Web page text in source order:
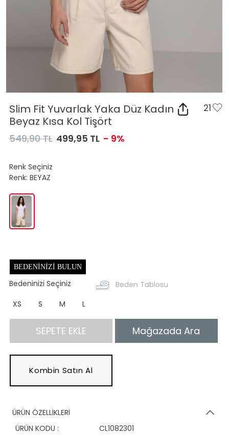
Slim Fit Yuvarlak Yaka Düz Kadın
Beyaz Kısa Kol Tişört
21
549,90 TL 499,95 TL - 9%
Renk Seçiniz
Renk: BEYAZ
BEDENINIZI BULUN
Bedeninizi Seçiniz
Beden Tablosu
XS
S M L
SEPETE EKLE Mağazada Ara
Kombin Satın Al
ÜRÜN ÖZELLİKLERİ
ÜRÜN KODU :
CL1082301